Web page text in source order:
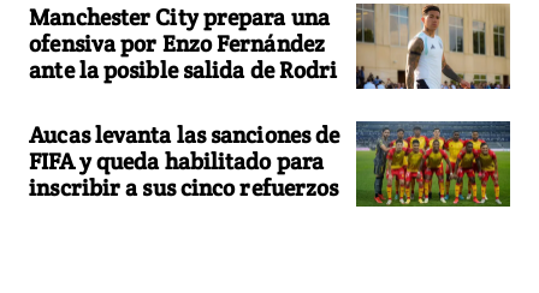
Manchester City prepara una
ofensiva por Enzo Fernández
ante la posible salida de Rodri
Aucas levanta las sanciones de
FIFA y queda habilitado para
inscribir a sus cinco refuerzos